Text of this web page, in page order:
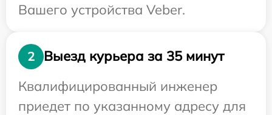
Вашего устройства Veber.
2
Выезд курьера за 35 минут
Квалифицированный инженер
приедет по указанному адресу для